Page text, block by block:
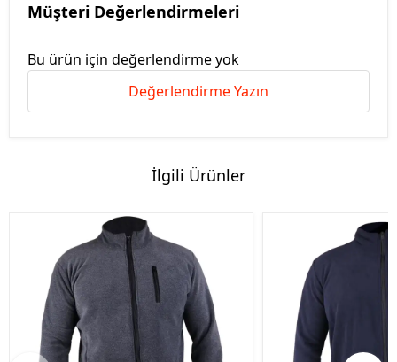
Müşteri Değerlendirmeleri
Bu ürün için değerlendirme yok
Değerlendirme Yazın
İlgili Ürünler